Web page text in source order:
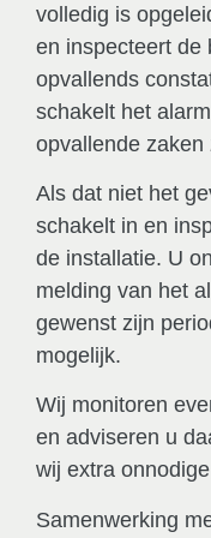
volledig is
en inspecteert de
opvallends
schakelt het
opvallende zaken
Als dat niet het
schakelt in en
de installatie. U
melding van het
gewenst zijn
mogelijk.
Wij monitoren
en adviseren u
wij extra
Samenwerking